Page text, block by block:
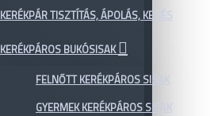
KERÉKPÁR TISZTÍTÁS, ÁPOLÁS, KENÉS
KERÉKPÁROS BUKÓSISAK
FELNŐTT KERÉKPÁROS SISAK
GYERMEK KERÉKPÁROS SISAK